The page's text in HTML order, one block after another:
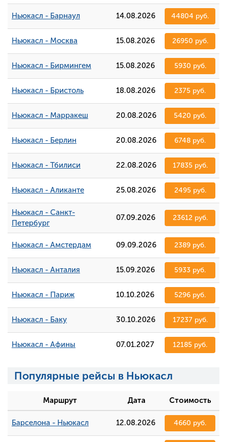
Ньюкасл - Барнаул 14.08.2026 44804 руб.
Ньюкасл - Москва 15.08.2026 26950 руб.
Ньюкасл - Бирмингем 15.08.2026 5930 руб.
Ньюкасл - Бристоль 18.08.2026 2375 руб.
Ньюкасл - Марракеш 20.08.2026 5420 руб.
Ньюкасл - Берлин 20.08.2026 6748 руб.
Ньюкасл - Тбилиси 22.08.2026 17835 руб.
Ньюкасл - Аликанте 25.08.2026 2495 руб.
Ньюкасл - Санкт-
Петербург
07.09.2026 23612 руб.
Ньюкасл - Амстердам 09.09.2026 2389 руб.
Ньюкасл - Анталия 15.09.2026 5933 руб.
Ньюкасл - Париж 10.10.2026 5296 руб.
Ньюкасл - Баку 30.10.2026 17237 руб.
Ньюкасл - Афины 07.01.2027 12185 руб.
Популярные рейсы в Ньюкасл
Маршрут Дата Стоимость
Барселона - Ньюкасл 12.08.2026 4660 руб.